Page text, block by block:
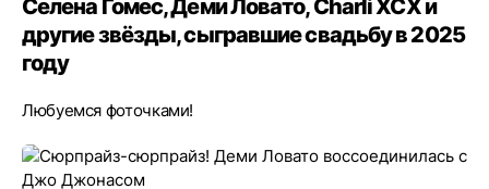
Селена Гомес, Деми Ловато, Charli XCX и
другие звёзды, сыгравшие свадьбу в 2025
году
Любуемся фоточками!